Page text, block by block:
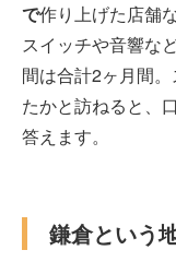
で作り上げた店舗
スイッチや音響な
間は合計2ヶ月間
たかと訪ねると、
答えます。
鎌倉という